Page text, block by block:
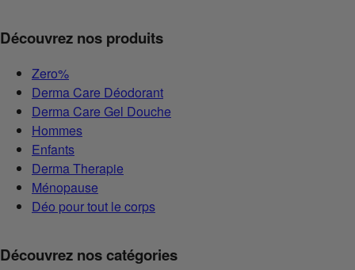
Découvrez nos produits
Zero%
Derma Care Déodorant
Derma Care Gel Douche
Hommes
Enfants
Derma Therapie
Ménopause
Déo pour tout le corps
Découvrez nos catégories